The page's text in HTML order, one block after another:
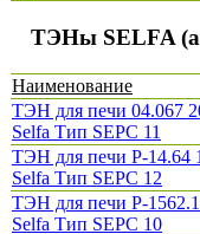
ТЭНы SELFA
Наименование
ТЭН для печи 04.067
Selfa Тип SEPC 11
ТЭН для печи P-14.64
Selfa Тип SEPC 12
ТЭН для печи P-
Selfa Тип SEPC 10